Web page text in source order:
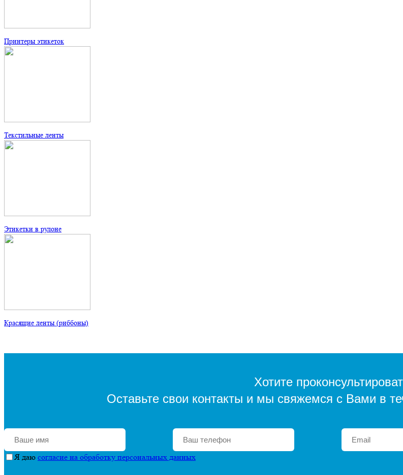
Принтеры этикеток
Текстильные ленты
Этикетки в рулоне
Красящие ленты (риббоны)
Хотите
Оставьте свои контакты и мы свяжемся с Вами в
Я даю согласие на обработку персональных данных